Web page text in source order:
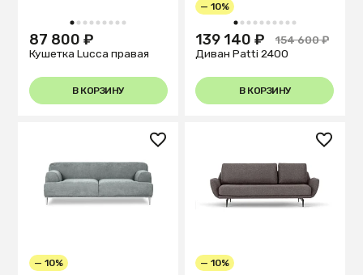
1 2 3 4 5 6 7 8 9
87 800 ₽
Кушетка Lucca правая
В КОРЗИНУ
1 2 3 4 5 6 7 8 9 10
— 10%
139 140 ₽
154 600 ₽
Диван Patti 2400
В КОРЗИНУ
— 10% — 10%